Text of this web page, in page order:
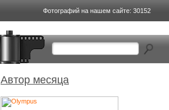
Фотографий на нашем сайте: 30152
Автор месяца